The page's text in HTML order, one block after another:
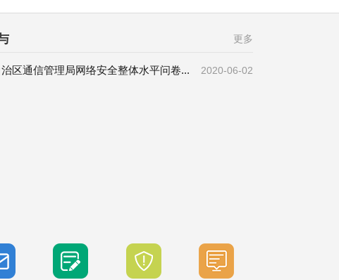
更多
区通信管理局网络安全整体水平问卷... 2020-06-02